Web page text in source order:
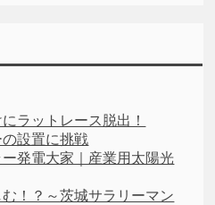
ラットレース脱出！
設置に挑戦
発電大家｜産業用太陽光
！？～茨城サラリーマン